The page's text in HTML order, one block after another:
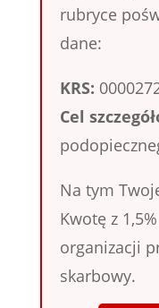
rubryce
dane:
KRS:
Cel
Na tym
Kwotę z
organizacji
skarbowy.